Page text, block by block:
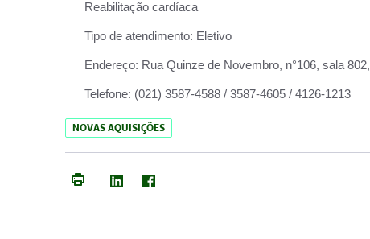
Reabilitação cardíaca
Tipo de atendimento: Eletivo
Endereço: Rua Quinze de Novembro, n°106, sala
Telefone: (021) 3587-4588 / 3587-4605 / 4126-1213
NOVAS AQUISIÇÕES